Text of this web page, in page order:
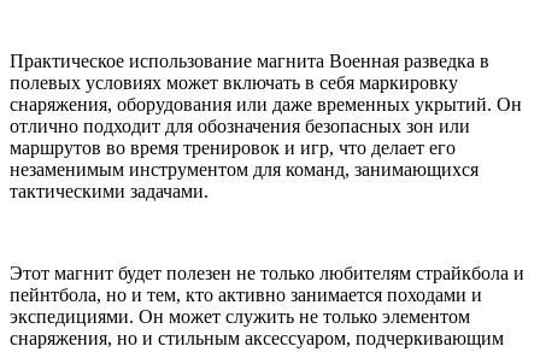
Практическое использование магнита Военная разведка в
полевых условиях может включать в себя маркировку
снаряжения, оборудования или даже временных укрытий. Он
отлично подходит для обозначения безопасных зон или
маршрутов во время тренировок и игр, что делает его
незаменимым инструментом для команд, занимающихся
тактическими задачами.
Этот магнит будет полезен не только любителям страйкбола и
пейнтбола, но и тем, кто активно занимается походами и
экспедициями. Он может служить не только элементом
снаряжения, но и стильным аксессуаром, подчеркивающим